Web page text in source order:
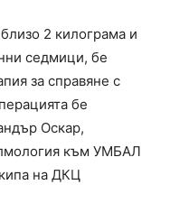
2 килограма и
седмици, бе
за справяне с
бе
Оскар,
към УМБАЛ
на ДКЦ